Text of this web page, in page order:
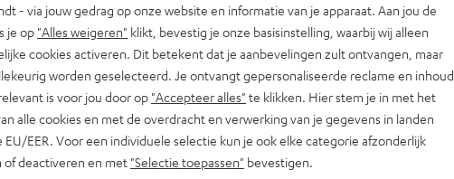
ook fase verschoven
thuis bioscoopgeluid
door meerdere
in deze prijsklasse alleen
het hele spectrum tot
- via jouw gedrag op onze website en informatie van je apparaat. Aan jou de
je op "Alles weigeren" klikt, bevestig je onze basisinstelling, waarbij wij alleen
cookies activeren. Dit betekent dat je aanbevelingen zult ontvangen, maar
worden geselecteerd. Je ontvangt gepersonaliseerde reclame en inhoud
is voor jou door op "Accepteer alles" te klikken. Hier stem je in met het
alle cookies en met de overdracht en verwerking van je gegevens in landen
EU/EER. Voor een individuele selectie kun je ook elke categorie afzonderlijk
of deactiveren en met "Selectie toepassen" bevestigen.